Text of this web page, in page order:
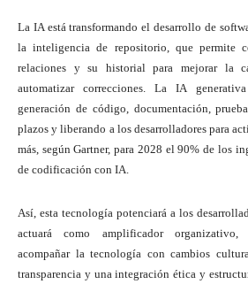
La IA está transformando el desarrollo de
la inteligencia de repositorio, que permite
relaciones y su historial para mejorar la
automatizar correcciones. La IA
generación de código, documentación,
plazos y liberando a los desarrolladores para
más, según Gartner, para 2028 el 90% de los
de codificación con IA.
Así, esta tecnología potenciará a los
actuará como amplificador organizativo,
acompañar la tecnología con cambios
transparencia y una integración ética y